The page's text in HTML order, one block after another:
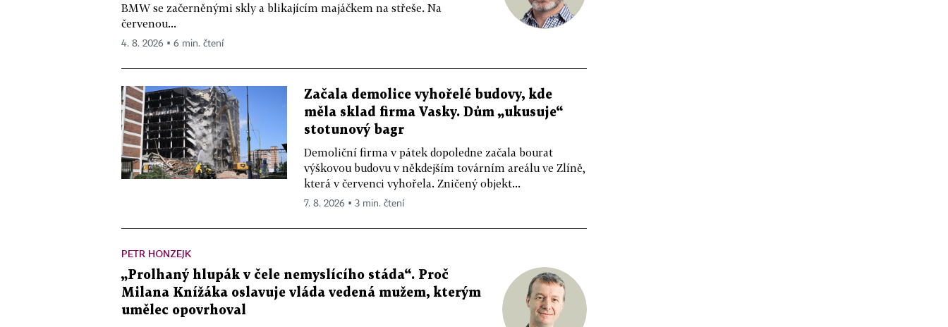
BMW se začerněnými skly a blikajícím majáčkem na střeše. Na
červenou...
4. 8. 2026 ▪ 6 min. čtení
Začala demolice vyhořelé budovy, kde
měla sklad firma Vasky. Dům „ukusuje“
stotunový bagr
Demoliční firma v pátek dopoledne začala bourat
výškovou budovu v někdejším továrním areálu ve Zlíně,
která v červenci vyhořela. Zničený objekt...
7. 8. 2026 ▪ 3 min. čtení
PETR HONZEJK
„Prolhaný hlupák v čele nemyslícího stáda“. Proč
Milana Knížáka oslavuje vláda vedená mužem, kterým
umělec opovrhoval